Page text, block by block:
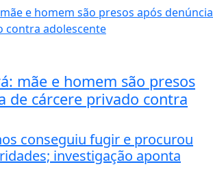
mãe e homem são presos
de cárcere privado contra
conseguiu fugir e procurou
investigação aponta